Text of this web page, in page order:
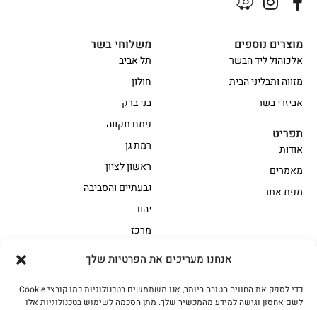
אנחנו מעריכים את הפרטיות שלך
כדי לספק את החוויה הטובה ביותר, אנו משתמשים בטכנולוגיות כמו קובצי Cookie
לשם אחסון וגישה למידע מהמכשיר שלך. מתן הסכמה לשימוש בטכנולוגיות אלו
אווז
בשר בקר משובח
משלוחי בשר
תל אביב
חולון
בני ברק
פתח תקווה
רמת גן
ראשון לציון
גבעתיים והסביבה
יהוד
מרכז
מוצרים נוספים
אלכוהול ליד הבשר
מזווה ותבליני הבית
אביזרי בשר
תפריט
אודות
מאמרים
מפת אתר